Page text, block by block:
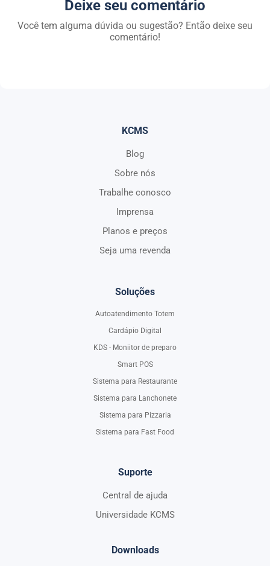
Deixe seu comentário
Você tem alguma dúvida ou sugestão? Então deixe seu
comentário!
KCMS
Blog
Sobre nós
Trabalhe conosco
Imprensa
Planos e preços
Seja uma revenda
Soluções
Autoatendimento Totem
Cardápio Digital
KDS - Moniitor de preparo
Smart POS
Sistema para Restaurante
Sistema para Lanchonete
Sistema para Pizzaria
Sistema para Fast Food
Suporte
Central de ajuda
Universidade KCMS
Downloads